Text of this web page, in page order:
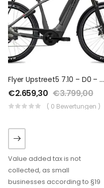
Flyer Upstreet5 7.10 – D0 – 630 Wh – 2020 – 28 Zoll – Diamant
€2.659,30 €3.799,00
( 0 Bewertungen )
Value added tax is not
collected, as small
businesses according to §19